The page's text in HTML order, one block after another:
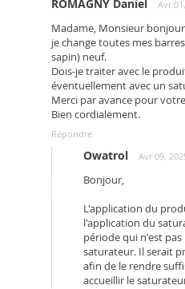
ROMAGNY Daniel Avr
Madame, Monsieur
je change toutes mes
sapin) neuf.
Dois-je traiter avec le
éventuellement avec un
Merci par avance pour
Bien cordialement.
Répondre
Owatrol Avr 09,
Bonjour,
L'application du
l'application du
période qui n'est
saturateur. Il serait
afin de le rendre
accueillir le